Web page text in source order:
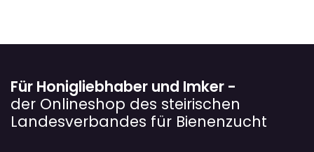
Für Honigliebhaber und Imker -
der Onlineshop des steirischen
Landesverbandes für Bienenzucht